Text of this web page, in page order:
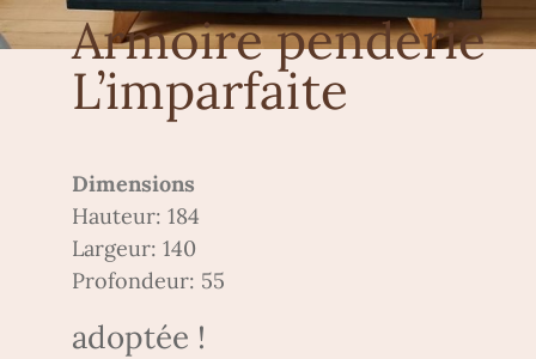
Armoire penderie
L’imparfaite
Dimensions
Hauteur: 184
Largeur: 140
Profondeur: 55
adoptée !